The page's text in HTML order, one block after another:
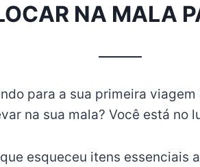
NA MALA
para a sua primeira viagem
na sua mala? Você está no
esqueceu itens essenciais